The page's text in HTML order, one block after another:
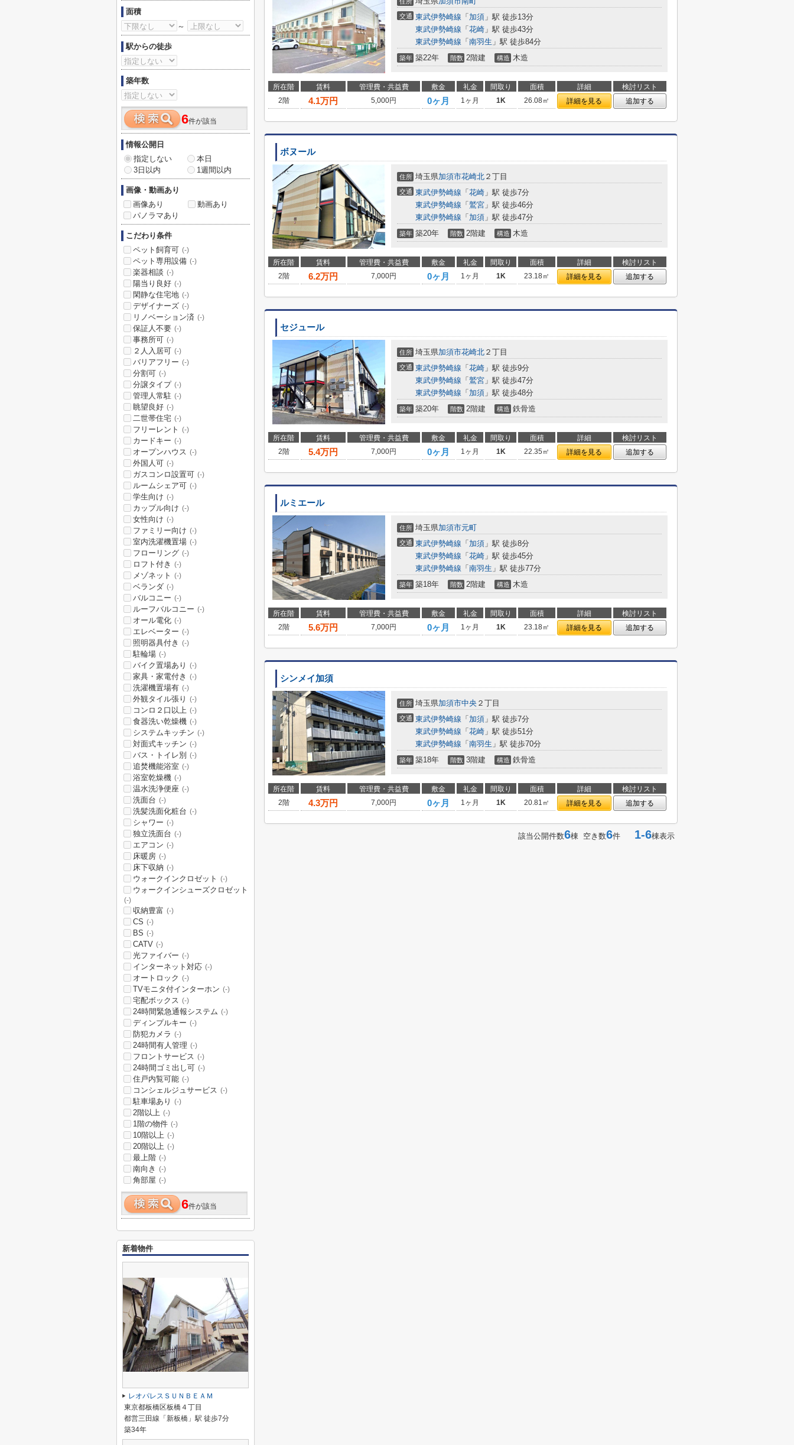
交通 東武伊勢崎線 「 加須 」駅 徒歩13分
東武伊勢崎線 「 花崎 」駅 徒歩43分
東武伊勢崎線 「 南羽生 」駅 徒歩84分
築年 築22年 階数 2階建 構造 木造
所在階 賃料 管理費・共益費 敷金 礼金 間取り 面積 詳細
検討リスト
2階
4.1万円 5,000円 0ヶ月 1ヶ月 1K 26.08㎡ 詳細を見る 追加する
ボヌール
住所 埼玉県加須市花崎北 ２丁目
交通 東武伊勢崎線 「 花崎 」駅 徒歩7分
東武伊勢崎線 「 鷲宮 」駅 徒歩46分
東武伊勢崎線 「 加須 」駅 徒歩47分
築年 築20年 階数 2階建 構造 木造
所在階 賃料 管理費・共益費 敷金 礼金 間取り 面積 詳細
検討リスト
2階
6.2万円 7,000円 0ヶ月 1ヶ月 1K 23.18㎡ 詳細を見る 追加する
セジュール
住所 埼玉県加須市花崎北 ２丁目
交通 東武伊勢崎線 「 花崎 」駅 徒歩9分
東武伊勢崎線 「 鷲宮 」駅 徒歩47分
東武伊勢崎線 「 加須 」駅 徒歩48分
築年 築20年 階数 2階建 構造 鉄骨造
所在階 賃料 管理費・共益費 敷金 礼金 間取り 面積 詳細
検討リスト
2階
5.4万円 7,000円 0ヶ月 1ヶ月 1K 22.35㎡ 詳細を見る 追加する
ルミエール
住所 埼玉県加須市元町
交通 東武伊勢崎線 「 加須 」駅 徒歩8分
東武伊勢崎線 「 花崎 」駅 徒歩45分
東武伊勢崎線 「 南羽生 」駅 徒歩77分
築年 築18年 階数 2階建 構造 木造
所在階 賃料 管理費・共益費 敷金 礼金 間取り 面積 詳細
検討リスト
2階
5.6万円 7,000円 0ヶ月 1ヶ月 1K 23.18㎡ 詳細を見る 追加する
シンメイ加須
住所 埼玉県加須市中央 ２丁目
交通 東武伊勢崎線 「 加須 」駅 徒歩7分
東武伊勢崎線 「 花崎 」駅 徒歩51分
東武伊勢崎線 「 南羽生 」駅 徒歩70分
築年 築18年 階数 3階建 構造 鉄骨造
所在階 賃料 管理費・共益費 敷金 礼金 間取り 面積 詳細
検討リスト
2階
4.3万円 7,000円 0ヶ月 1ヶ月 1K 20.81㎡ 詳細を見る 追加する
該当公開件数6棟 空き数6件 1-6棟表示
面積
～
駅からの徒歩
築年数
6件が該当
情報公開日
指定しない
本日
3日以内
1週間以内
画像・動画あり
画像あり
動画あり
パノラマあり
こだわり条件
ペット飼育可 (-)
ペット専用設備 (-)
楽器相談 (-)
陽当り良好 (-)
閑静な住宅地 (-)
デザイナーズ (-)
リノベーション済 (-)
保証人不要 (-)
事務所可 (-)
２人入居可 (-)
バリアフリー (-)
分割可 (-)
分譲タイプ (-)
管理人常駐 (-)
眺望良好 (-)
二世帯住宅 (-)
フリーレント (-)
カードキー (-)
オープンハウス (-)
外国人可 (-)
ガスコンロ設置可 (-)
ルームシェア可 (-)
学生向け (-)
カップル向け (-)
女性向け (-)
ファミリー向け (-)
室内洗濯機置場 (-)
フローリング (-)
ロフト付き (-)
メゾネット (-)
ベランダ (-)
バルコニー (-)
ルーフバルコニー (-)
オール電化 (-)
エレベーター (-)
照明器具付き (-)
駐輪場 (-)
バイク置場あり (-)
家具・家電付き (-)
洗濯機置場有 (-)
外観タイル張り (-)
コンロ２口以上 (-)
食器洗い乾燥機 (-)
システムキッチン (-)
対面式キッチン (-)
バス・トイレ別 (-)
追焚機能浴室 (-)
浴室乾燥機 (-)
温水洗浄便座 (-)
洗面台 (-)
洗髪洗面化粧台 (-)
シャワー (-)
独立洗面台 (-)
エアコン (-)
床暖房 (-)
床下収納 (-)
ウォークインクロゼット (-)
ウォークインシューズクロゼット
(-)
収納豊富 (-)
CS (-)
BS (-)
CATV (-)
光ファイバー (-)
インターネット対応 (-)
オートロック (-)
TVモニタ付インターホン (-)
宅配ボックス (-)
24時間緊急通報システム (-)
ディンプルキー (-)
防犯カメラ (-)
24時間有人管理 (-)
フロントサービス (-)
24時間ゴミ出し可 (-)
住戸内覧可能 (-)
コンシェルジュサービス (-)
駐車場あり (-)
2階以上 (-)
1階の物件 (-)
10階以上 (-)
20階以上 (-)
最上階 (-)
南向き (-)
角部屋 (-)
6件が該当
新着物件
レオパレスＳＵＮＢＥＡＭ
東京都板橋区板橋４丁目
都営三田線「新板橋」駅 徒歩7分
築34年